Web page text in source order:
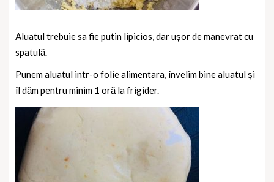
Aluatul trebuie sa fie putin lipicios, dar ușor de manevrat cu
spatulă.
Punem aluatul intr-o folie alimentara, învelim bine aluatul și
îl dăm pentru minim 1 oră la frigider.